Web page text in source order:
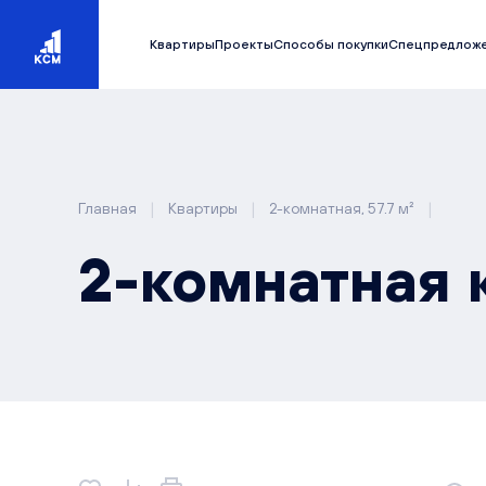
КвартирыПроектыСпособы покупки
Главная | Квартиры | 2-комнатная, 57.7 м² |
2-комнатная